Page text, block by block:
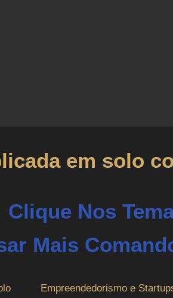
em solo
Clique Nos
Mais
Empreendedorismo e